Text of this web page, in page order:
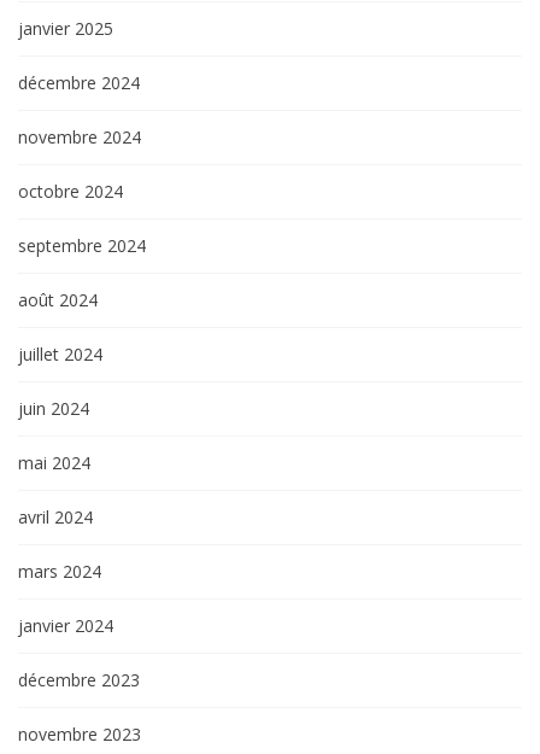
janvier 2025
décembre 2024
novembre 2024
octobre 2024
septembre 2024
août 2024
juillet 2024
juin 2024
mai 2024
avril 2024
mars 2024
janvier 2024
décembre 2023
novembre 2023